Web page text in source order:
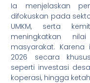
Ia menjelaskan
difokuskan pada
UMKM, serta
meningkatkan
masyarakat. Karena
2026 secara
seperti investasi
koperasi, hingga